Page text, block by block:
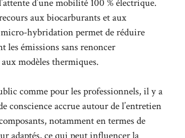
d’une mobilité 100 % électrique.
aux biocarburants et aux
hybridation permet de réduire
les émissions sans renoncer
modèles thermiques.
comme pour les professionnels, il y a
conscience accrue autour de l’entretien
notamment en termes de